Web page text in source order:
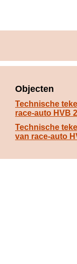
Objecten
Technische
race-auto HVB
Technische
van race-auto